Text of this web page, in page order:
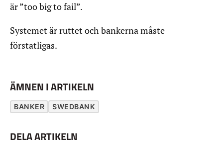
är ”too big to fail”.
Systemet är ruttet och bankerna måste
förstatligas.
ÄMNEN I ARTIKELN
BANKER SWEDBANK
DELA ARTIKELN